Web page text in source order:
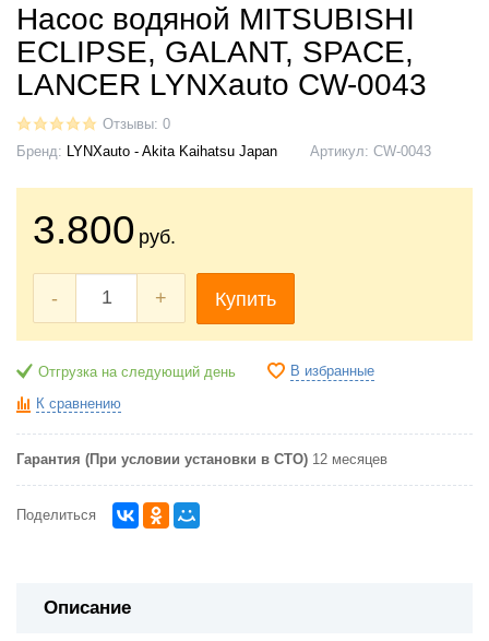
Насос водяной MITSUBISHI
ECLIPSE, GALANT, SPACE,
LANCER LYNXauto CW-0043
Отзывы: 0
Бренд: LYNXauto - Akita Kaihatsu Japan Артикул: CW-0043
3.800 руб.
- + Купить
Отгрузка на следующий день В избранные
К сравнению
Гарантия (При условии установки в СТО) 12 месяцев
Поделиться
Описание